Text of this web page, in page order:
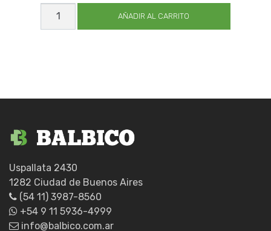
CALISUAR
EXPERT_GUIA
37
AÑADIR AL CARRITO
Uspallata 2430
1282 Ciudad de Buenos Aires
(54 11) 3987-8560
+54 9 11 5936-4999
info@balbico.com.ar